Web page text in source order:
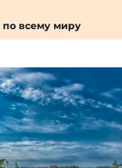
по всему миру